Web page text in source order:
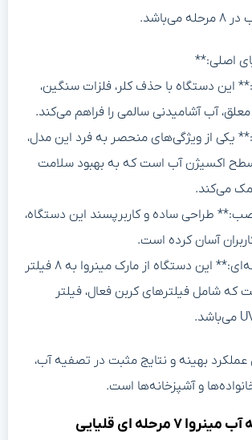
اصلی:**
این دستگاه با حذف کلر، فلزات سنگین،
آب آشامیدنی سالمی را فراهم می‌کند.
یکی از ویژگی‌های منحصر به فرد این مدل،
اکسیژن آب است که به بهبود سلامت
می‌کند.
طراحی ساده و کاربرپسند این دستگاه،
آسان کرده است.
– **فیلتر ۸ مرحله‌ای:** این دستگاه از مارک مینروا به ۸ فیلتر
شامل فیلترهای کربن فعال، فیلتر
بهینه و نتایج مثبت در تصفیه آب،
و آشپزخانه‌ها است.
مرحله ای قلیایی